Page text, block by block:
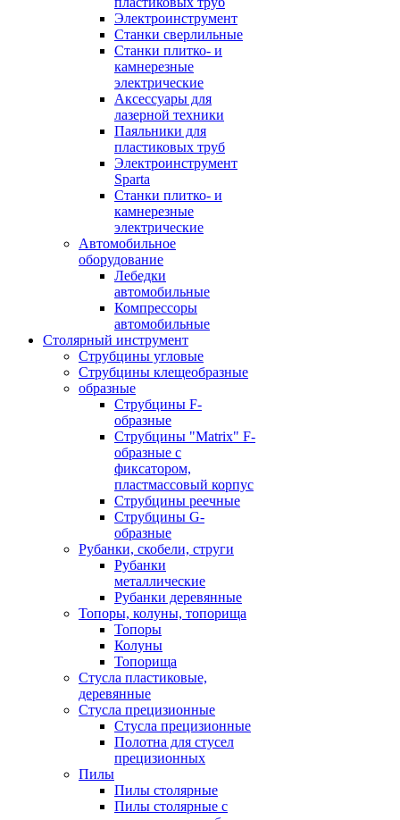
Электроинструмент
Станки сверлильные
Станки плитко- и
камнерезные
электрические
Аксессуары для
лазерной техники
Паяльники для
пластиковых труб
Электроинструмент
Sparta
Станки плитко- и
камнерезные
электрические
Автомобильное
оборудование
Лебедки
автомобильные
Компрессоры
автомобильные
Столярный инструмент
Струбцины угловые
Струбцины клещеобразные
образные
Струбцины F-
образные
Струбцины "Matrix" F-
образные с
фиксатором,
пластмассовый корпус
Струбцины реечные
Струбцины G-
образные
Рубанки, скобели, струги
Рубанки
металлические
Рубанки деревянные
Топоры, колуны, топорища
Топоры
Колуны
Топорища
Стусла пластиковые,
деревянные
Стусла прецизионные
Стусла прецизионные
Полотна для стусел
прецизионных
Пилы
Пилы столярные
Пилы столярные с